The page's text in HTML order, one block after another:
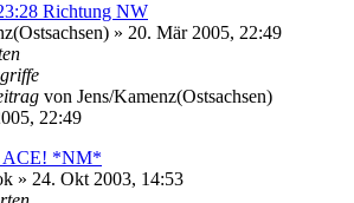
Richtung NW
» 20. Mär 2005, 22:49
von Jens/Kamenz(Ostsachsen)
22:49
ACE! *NM*
» 24. Okt 2003, 14:53